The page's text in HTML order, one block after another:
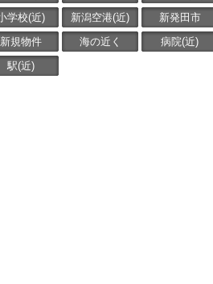
学校(近)
新潟空港(近)
新発田市
新規物件
海の近く
病院(近)
駅(近)